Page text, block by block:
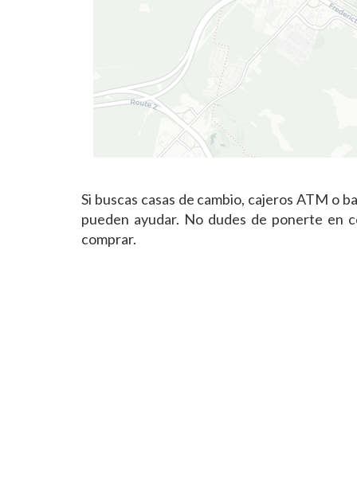
Si buscas casas de cambio, cajeros ATM o
pueden ayudar. No dudes de ponerte en
comprar.